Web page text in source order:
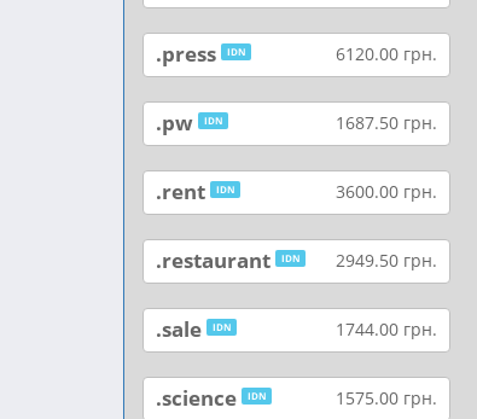
.press IDN 6120.00 грн.
.pw IDN 1687.50 грн.
.rent IDN 3600.00 грн.
.restaurant IDN 2949.50 грн.
.sale IDN 1744.00 грн.
.science IDN 1575.00 грн.